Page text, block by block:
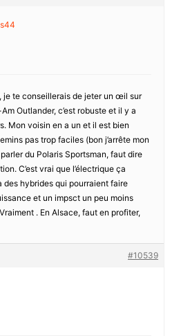
je te conseillerais de jeter un œil sur
Outlander, c’est robuste et il y a
Mon voisin en a un et il est bien
pas trop faciles (bon j’arrête mon
du Polaris Sportsman, faut dire
C’est vrai que l’électrique ça
des hybrides qui pourraient faire
et un impsct un peu moins
. En Alsace, faut en profiter,
#10539